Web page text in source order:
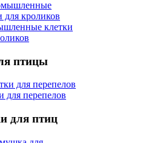
клетки
птицы
для перепелов
для птиц